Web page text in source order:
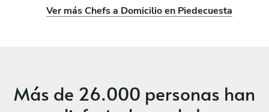
Ver más Chefs a Domicilio en Piedecuesta
Más de 26.000 personas han